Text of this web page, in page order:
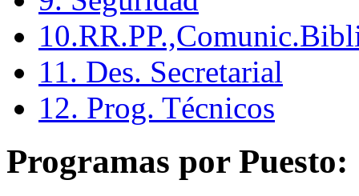
11. Des. Secretarial
12. Prog. Técnicos
Programas por Puesto: